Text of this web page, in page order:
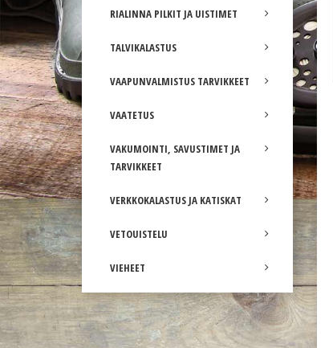
RIALINNA PILKIT JA UISTIMET
TALVIKALASTUS
VAAPUNVALMISTUS TARVIKKEET
VAATETUS
VAKUMOINTI, SAVUSTIMET JA
TARVIKKEET
VERKKOKALASTUS JA KATISKAT
VETOUISTELU
VIEHEET
Ruthless Flexfit lippalakki